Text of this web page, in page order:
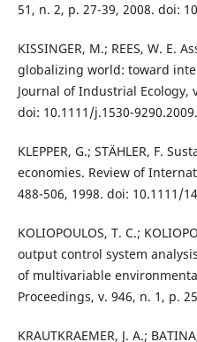
51, n. 2, p. 27-39, 2008. doi:
KISSINGER, M.; REES, W. E.
globalizing world: toward
Journal of Industrial Ecology,
doi: 10.1111/j.1530-
KLEPPER, G.; STÄHLER, F.
economies. Review of
488-506, 1998. doi: 10.1111/
KOLIOPOULOS, T. C.;
output control system
of multivariable
Proceedings, v. 946, n. 1, p.
KRAUTKRAEMER, J. A.;